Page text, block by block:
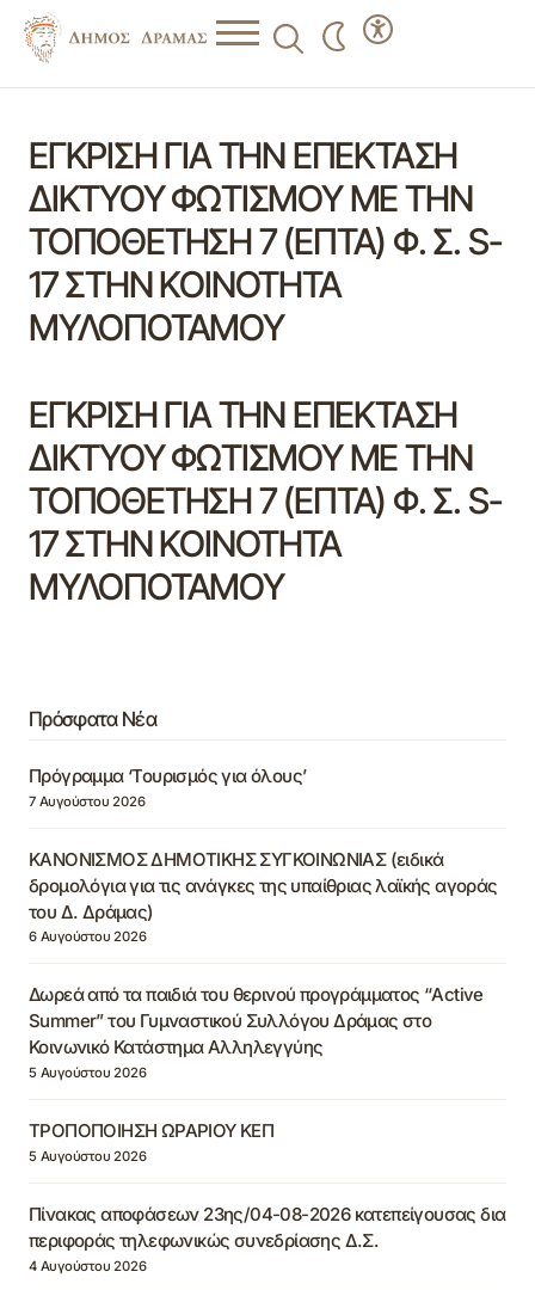
ΕΓΚΡΙΣΗ ΓΙΑ ΤΗΝ ΕΠΕΚΤΑΣΗ
ΔΙΚΤΥΟΥ ΦΩΤΙΣΜΟΥ ΜΕ ΤΗΝ
ΤΟΠΟΘΕΤΗΣΗ 7 (ΕΠΤΑ) Φ. Σ. S-
17 ΣΤΗΝ ΚΟΙΝΟΤΗΤΑ
ΜΥΛΟΠΟΤΑΜΟΥ
ΕΓΚΡΙΣΗ ΓΙΑ ΤΗΝ ΕΠΕΚΤΑΣΗ
ΔΙΚΤΥΟΥ ΦΩΤΙΣΜΟΥ ΜΕ ΤΗΝ
ΤΟΠΟΘΕΤΗΣΗ 7 (ΕΠΤΑ) Φ. Σ. S-
17 ΣΤΗΝ ΚΟΙΝΟΤΗΤΑ
ΜΥΛΟΠΟΤΑΜΟΥ
Πρόσφατα Νέα
Πρόγραμμα ‘Τουρισμός για όλους’
7 Αυγούστου 2026
ΚΑΝΟΝΙΣΜΟΣ ΔΗΜΟΤΙΚΗΣ ΣΥΓΚΟΙΝΩΝΙΑΣ (ειδικά
δρομολόγια για τις ανάγκες της υπαίθριας λαϊκής αγοράς
του Δ. Δράμας)
6 Αυγούστου 2026
Δωρεά από τα παιδιά του θερινού προγράμματος “Active
Summer” του Γυμναστικού Συλλόγου Δράμας στο
Κοινωνικό Κατάστημα Αλληλεγγύης
5 Αυγούστου 2026
ΤΡΟΠΟΠΟΙΗΣΗ ΩΡΑΡΙΟΥ ΚΕΠ
5 Αυγούστου 2026
Πίνακας αποφάσεων 23ης/04-08-2026 κατεπείγουσας δια
περιφοράς τηλεφωνικώς συνεδρίασης Δ.Σ.
4 Αυγούστου 2026